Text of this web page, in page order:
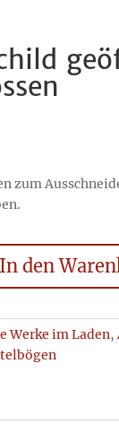
zum
In den
Werke im Laden,